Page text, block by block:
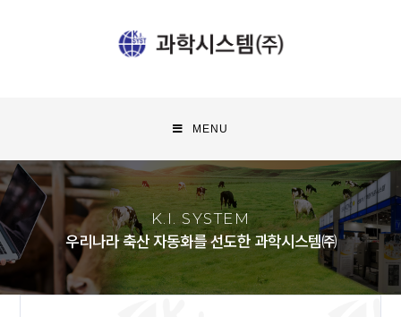
MENU
K.I. SYSTEM
우리나라 축산 자동화를 선도한 과학시스템㈜